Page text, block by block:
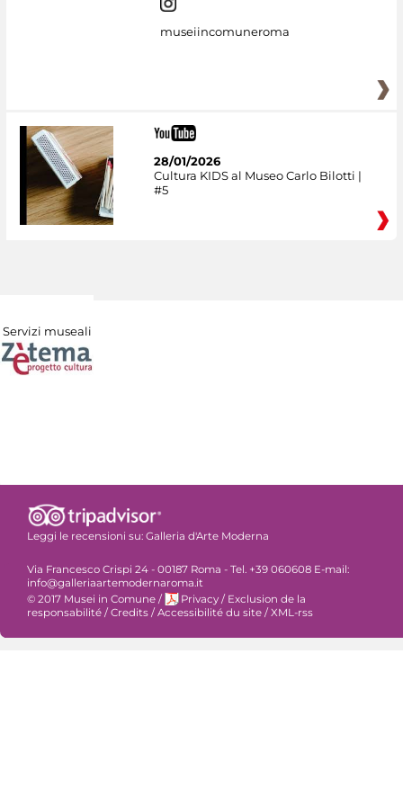
museiincomuneroma
28/01/2026
Cultura KIDS al Museo Carlo Bilotti |
#5
Servizi museali
Leggi le recensioni su: Galleria d'Arte Moderna
Via Francesco Crispi 24 - 00187 Roma - Tel. +39 060608 E-mail:
info@galleriaartemodernaroma.it
© 2017 Musei in Comune / Privacy / Exclusion de la
responsabilité / Credits / Accessibilité du site / XML-rss